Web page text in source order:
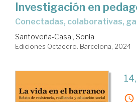
Investigación en
conectadas, colaborativas,
Santoveña-Casal, Sonia
Ediciones Octaedro. Barcelona, 2024